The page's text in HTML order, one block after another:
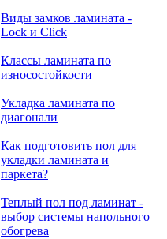
Виды замков ламината -
Lock и Click
Классы ламината по
износостойкости
Укладка ламината по
диагонали
Как подготовить пол для
укладки ламината и
паркета?
Теплый пол под ламинат -
выбор системы напольного
обогрева